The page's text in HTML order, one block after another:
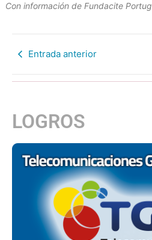
Con información de Fundacite
Entrada anterior
LOGROS